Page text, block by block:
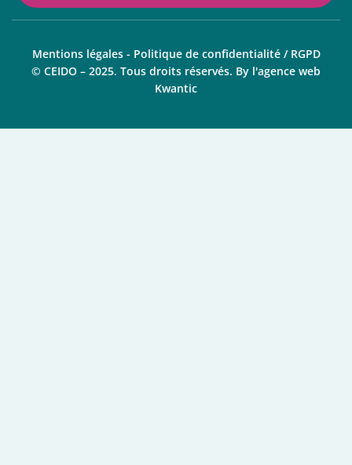
Mentions légales - Politique de confidentialité / RGPD
© CEIDO – 2025. Tous droits réservés. By l'agence web
Kwantic